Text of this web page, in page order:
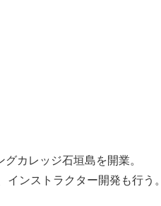
カレッジ石垣島を開業。
ンストラクター開発も行う。